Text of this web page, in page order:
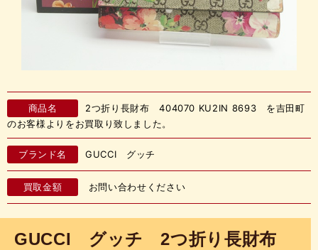
商品名
2つ折り長財布 404070 KU2IN 8693 を吉田町
のお客様よりをお買取り致しました。
ブランド名 GUCCI グッチ
買取金額 お問い合わせください
GUCCI グッチ 2つ折り長財布